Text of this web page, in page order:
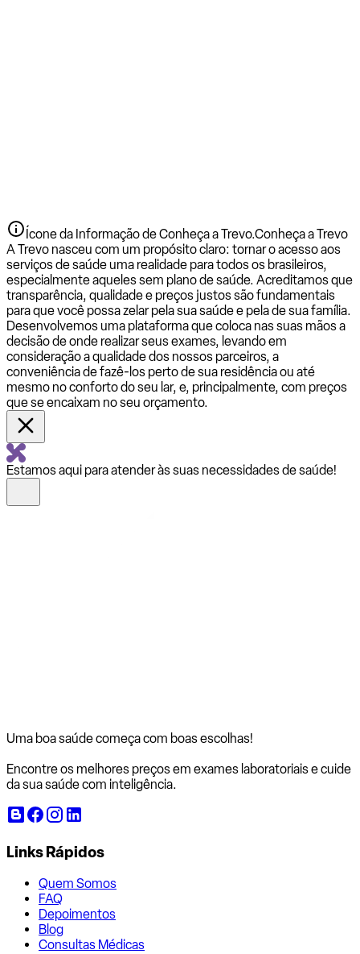
Ícone da Informação de Conheça a Trevo.Conheça a Trevo
A Trevo nasceu com um propósito claro: tornar o acesso aos
serviços de saúde uma realidade para todos os brasileiros,
especialmente aqueles sem plano de saúde. Acreditamos que
transparência, qualidade e preços justos são fundamentais
para que você possa zelar pela sua saúde e pela de sua família.
Desenvolvemos uma plataforma que coloca nas suas mãos a
decisão de onde realizar seus exames, levando em
consideração a qualidade dos nossos parceiros, a
conveniência de fazê-los perto de sua residência ou até
mesmo no conforto do seu lar, e, principalmente, com preços
que se encaixam no seu orçamento.
Estamos aqui para atender às suas necessidades de saúde!
Uma boa saúde começa com boas escolhas!
Encontre os melhores preços em exames laboratoriais e cuide
da sua saúde com inteligência.
Links Rápidos
Quem Somos
FAQ
Depoimentos
Blog
Consultas Médicas